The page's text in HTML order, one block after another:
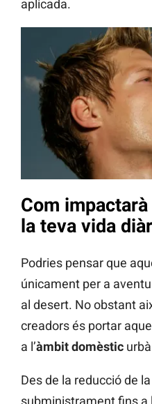
aplicada.
Com
la teva vida
Podries pensar que
únicament per a
al desert. No obstant
creadors és portar
a l’àmbit domèstic
Des de la reducció de
subministrament fins a